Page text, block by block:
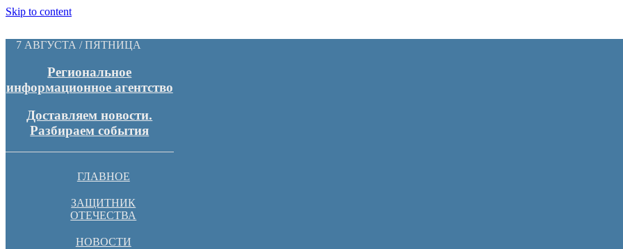
Skip to content
7 АВГУСТА / ПЯТНИЦА
Региональное
информационное агентство
Доставляем новости.
Разбираем события
ГЛАВНОЕ
ЗАЩИТНИК
ОТЕЧЕСТВА
НОВОСТИ